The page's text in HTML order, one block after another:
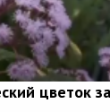
цветок